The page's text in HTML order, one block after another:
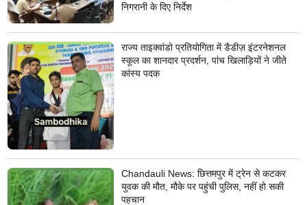
निगरानी के दिए निर्देश
राज्य ताइक्वांडो प्रतियोगिता में डैडीज़ इंटरनेशनल
स्कूल का शानदार प्रदर्शन, पांच खिलाड़ियों ने जीते
कांस्य पदक
Chandauli News: छित्तमपुर में ट्रेन से कटकर
युवक की मौत, मौके पर पहुंची पुलिस, नहीं हो सकी
पहचान